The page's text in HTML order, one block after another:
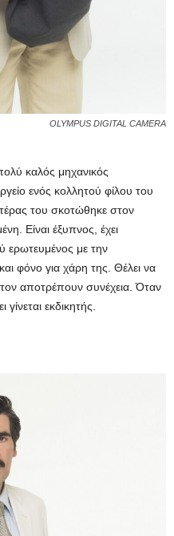
OLYMPUS DIGITAL CAMERA
καλός μηχανικός
ενός κολλητού φίλου του
του σκοτώθηκε στον
Είναι έξυπνος, έχει
ερωτευμένος με την
φόνο για χάρη της. Θέλει να
αποτρέπουν συνέχεια. Όταν
εκδικητής.